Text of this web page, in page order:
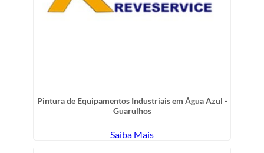
Pintura de Equipamentos Industriais em Água Azul -
Guarulhos
Saiba Mais